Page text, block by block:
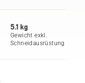
5.1 kg
Gewicht exkl.
Schneidausrüstung